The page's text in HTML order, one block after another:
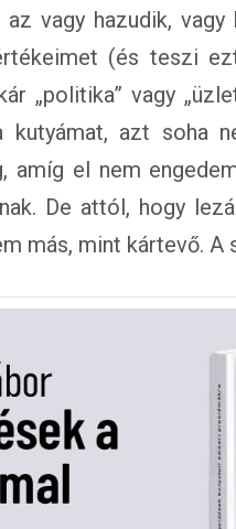
vagy hazudik,
(és teszi
„politika” vagy
kutyámat, azt soha
amíg el nem
De attól, hogy
más, mint kártevő.